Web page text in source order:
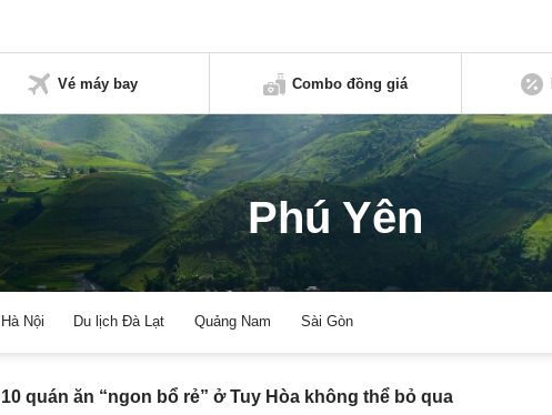
Vé máy bay Combo đồng giá
Phú Yên
Hà Nội Du lịch Đà Lạt Quảng Nam Sài Gòn
10 quán ăn “ngon bổ rẻ” ở Tuy Hòa không thể bỏ qua